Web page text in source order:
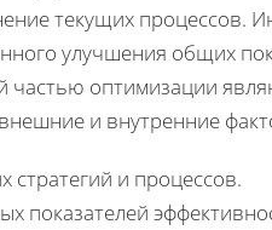
текущих процессов.
улучшения общих
оптимизации
и внутренние
и процессов.
показателей